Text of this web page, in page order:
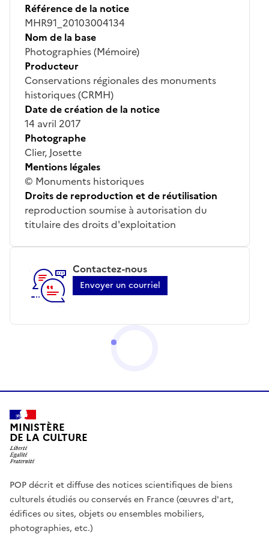
Référence de la notice
MHR91_20103004134
Nom de la base
Photographies (Mémoire)
Producteur
Conservations régionales des monuments
historiques (CRMH)
Date de création de la notice
14 avril 2017
Photographe
Clier, Josette
Mentions légales
© Monuments historiques
Droits de reproduction et de réutilisation
reproduction soumise à autorisation du
titulaire des droits d'exploitation
Contactez-nous
Envoyer un courriel
MINISTÈRE
DE LA CULTURE
POP décrit et diffuse des notices scientifiques de biens
culturels étudiés ou conservés en France (œuvres d'art,
édifices ou sites, objets ou ensembles mobiliers,
photographies, etc.)